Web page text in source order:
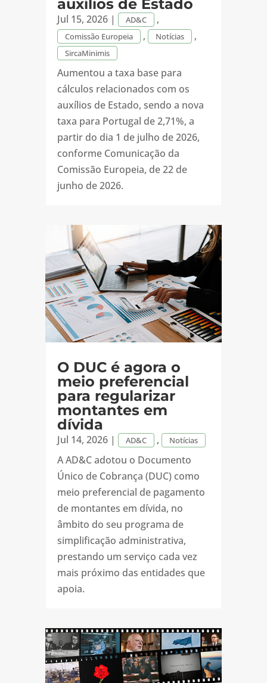
auxílios de Estado
Jul 15, 2026| AD&C ,
Comissão Europeia , Notícias ,
SircaMinimis
Aumentou a taxa base para
cálculos relacionados com os
auxílios de Estado, sendo a nova
taxa para Portugal de 2,71%, a
partir do dia 1 de julho de 2026,
conforme Comunicação da
Comissão Europeia, de 22 de
junho de 2026.
O DUC é agora o
meio preferencial
para regularizar
montantes em
dívida
Jul 14, 2026| AD&C , Notícias
A AD&C adotou o Documento
Único de Cobrança (DUC) como
meio preferencial de pagamento
de montantes em dívida, no
âmbito do seu programa de
simplificação administrativa,
prestando um serviço cada vez
mais próximo das entidades que
apoia.